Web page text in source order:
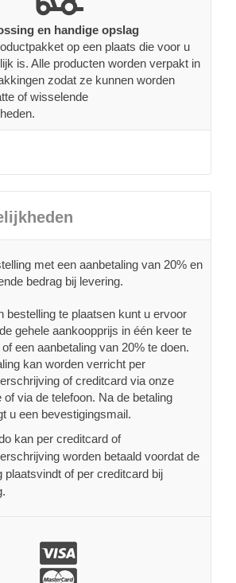
en handige opslag
op een plaats die voor u
is. Alle producten worden verpakt in
zodat ze kunnen worden
of wisselende
met een aanbetaling van 20% en
bedrag bij levering.
bestelling te plaatsen kunt u ervoor
gehele aankoopprijs in één keer te
of een aanbetaling van 20% te doen.
kan worden verricht per
of creditcard via onze
of via de telefoon. Na de betaling
u een bevestigingsmail.
kan per creditcard of
worden betaald voordat de
plaatsvindt of per creditcard bij